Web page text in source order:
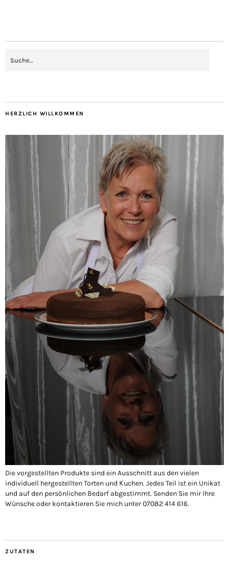
HERZLICH WILLKOMMEN
Die vorgestellten Produkte sind ein Ausschnitt aus den vielen
individuell hergestellten Torten und Kuchen. Jedes Teil ist ein Unikat
und auf den persönlichen Bedarf abgestimmt. Senden Sie mir Ihre
Wünsche oder kontaktieren Sie mich unter 07082 414 616.
ZUTATEN